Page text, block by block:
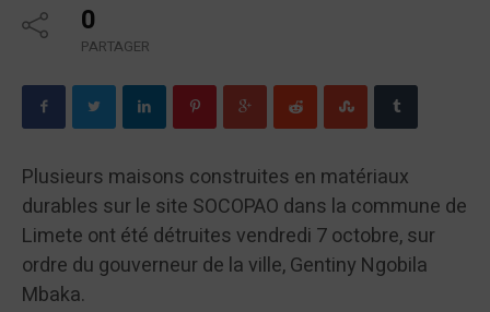
0
PARTAGER
Plusieurs maisons construites en matériaux
durables sur le site SOCOPAO dans la commune de
Limete ont été détruites vendredi 7 octobre, sur
ordre du gouverneur de la ville, Gentiny Ngobila
Mbaka.